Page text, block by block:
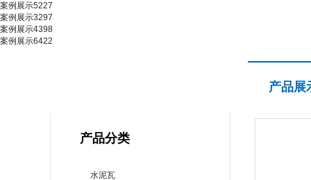
案例展示5227
案例展示3297
案例展示4398
案例展示6422
产品分类
水泥瓦
产品展